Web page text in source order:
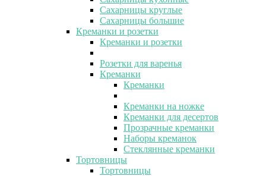
Сахарницы круглые
Сахарницы большие
Креманки и розетки
Креманки и розетки
Розетки для варенья
Креманки
Креманки
Креманки на ножке
Креманки для десертов
Прозрачные креманки
Наборы креманок
Стеклянные креманки
Тортовницы
Тортовницы